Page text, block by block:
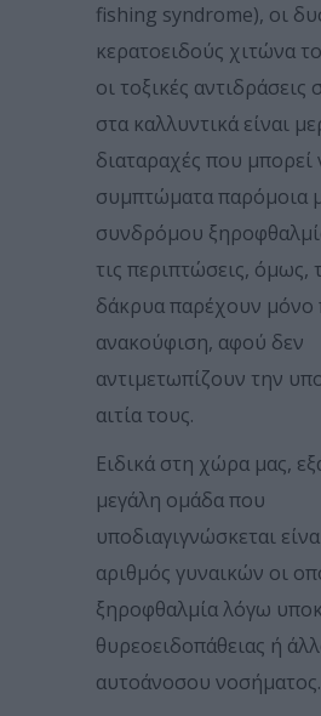
fishing syndrome), οι
κερατοειδούς χιτώνα
οι τοξικές
στα καλλυντικά είναι
διαταραχές που μπορεί
συμπτώματα παρόμοια
συνδρόμου
τις περιπτώσεις, όμως,
δάκρυα παρέχουν
ανακούφιση, αφού δεν
αντιμετωπίζουν την
αιτία τους.
Ειδικά στη χώρα μας,
μεγάλη ομάδα που
υποδιαγιγνώσκεται
αριθμός γυναικών οι
ξηροφθαλμία λόγω
θυρεοειδοπάθειας ή
αυτοάνοσου νοσήματος.